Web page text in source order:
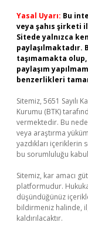
Yasal Uyarı: Bu
veya şahıs şirketi
Sitede yalnızca
taşımamakta
paylaşım
benzerlikleri
Sitemiz, 5651 Sayılı
Kurumu (BTK)
vermektedir. Bu
veya araştırma
yazdıkları içeriklerin
bu sorumluluğu
Sitemiz, kar amacı
platformudur.
düşündüğünüz
bildirmeniz halinde,
kaldırılacaktır.